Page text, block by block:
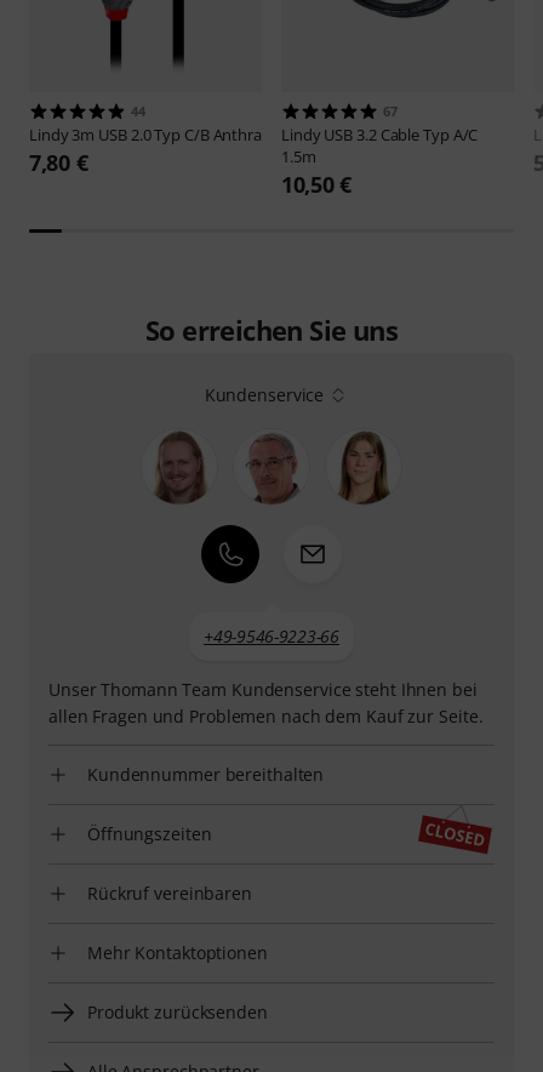
44
Lindy 3m USB 2.0 Typ C/B Anthra
7,80 €
67
Lindy USB 3.2 Cable Typ A/C
1.5m
10,50 €
So erreichen Sie uns
Kundenservice
+49-9546-9223-66
Unser Thomann Team Kundenservice steht Ihnen bei
allen Fragen und Problemen nach dem Kauf zur Seite.
Kundennummer bereithalten
Öffnungszeiten
Rückruf vereinbaren
Mehr Kontaktoptionen
Produkt zurücksenden